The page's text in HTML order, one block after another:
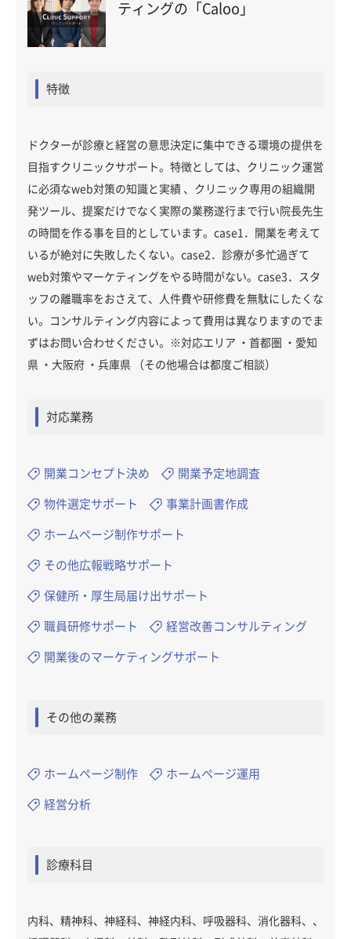
ティングの「Caloo」
特徴
ドクターが診療と経営の意思決定に集中できる環境の提供を
目指すクリニックサポート。特徴としては、クリニック運営
に必須なweb対策の知識と実績 、クリニック専用の組織開
発ツール、提案だけでなく実際の業務遂行まで行い院長先生
の時間を作る事を目的としています。case1．開業を考えて
いるが絶対に失敗したくない。case2．診療が多忙過ぎて
web対策やマーケティングをやる時間がない。case3．スタ
ッフの離職率をおさえて、人件費や研修費を無駄にしたくな
い。コンサルティング内容によって費用は異なりますのでま
ずはお問い合わせください。※対応エリア ・首都圏 ・愛知
県 ・大阪府 ・兵庫県 （その他場合は都度ご相談）
対応業務
開業コンセプト決め 開業予定地調査
物件選定サポート 事業計画書作成
ホームページ制作サポート
その他広報戦略サポート
保健所・厚生局届け出サポート
職員研修サポート 経営改善コンサルティング
開業後のマーケティングサポート
その他の業務
ホームページ制作 ホームページ運用
経営分析
診療科目
内科、精神科、神経科、神経内科、呼吸器科、消化器科、、